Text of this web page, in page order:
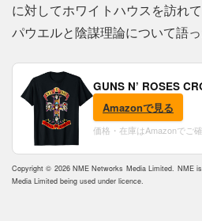
に対してホワイトハウスを訪れ
パウエルと陰謀理論について語
GUNS N’ ROSES
Amazonで見る
価格・在庫はAmazonでご
Copyright © 2026 NME Networks Media Limited. NME
Media Limited being used under licence.